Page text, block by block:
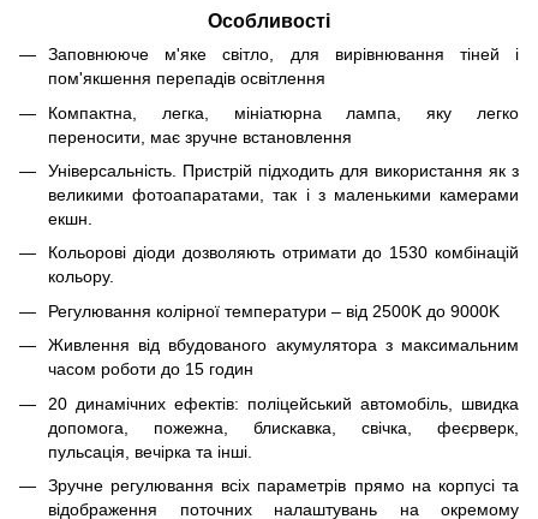
Особливості
Заповнююче м'яке світло, для вирівнювання тіней і
пом'якшення перепадів освітлення
Компактна, легка, мініатюрна лампа, яку легко
переносити, має зручне встановлення
Універсальність. Пристрій підходить для використання як з
великими фотоапаратами, так і з маленькими камерами
екшн.
Кольорові діоди дозволяють отримати до 1530 комбінацій
кольору.
Регулювання колірної температури – від 2500K до 9000K
Живлення від вбудованого акумулятора з максимальним
часом роботи до 15 годин
20 динамічних ефектів: поліцейський автомобіль, швидка
допомога, пожежна, блискавка, свічка, феєрверк,
пульсація, вечірка та інші.
Зручне регулювання всіх параметрів прямо на корпусі та
відображення поточних налаштувань на окремому